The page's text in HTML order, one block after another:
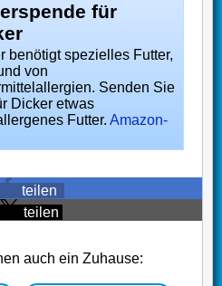
für
benötigt spezielles Futter,
von
Senden Sie
Dicker etwas
Futter. Amazon-
teilen
teilen
auch ein Zuhause: